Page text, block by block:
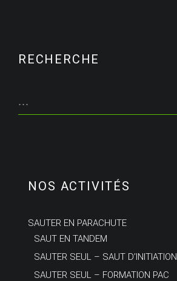
RECHERCHE
NOS ACTIVITÉS
SAUTER EN PARACHUTE
SAUT EN TANDEM
SAUTER SEUL – SAUT D’INITIATION
SAUTER SEUL – FORMATION PAC